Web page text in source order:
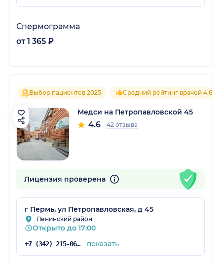
Спермограмма
от 1 365 ₽
Выбор пациентов 2025 Средний рейтинг врачей 4.6
Медси на Петропавловской 45
4.6 42 отзыва
Лицензия проверена
г Пермь, ул Петропавловская, д 45
Ленинский район
Открыто до 17:00
+7 (342) 215-06-61 показать